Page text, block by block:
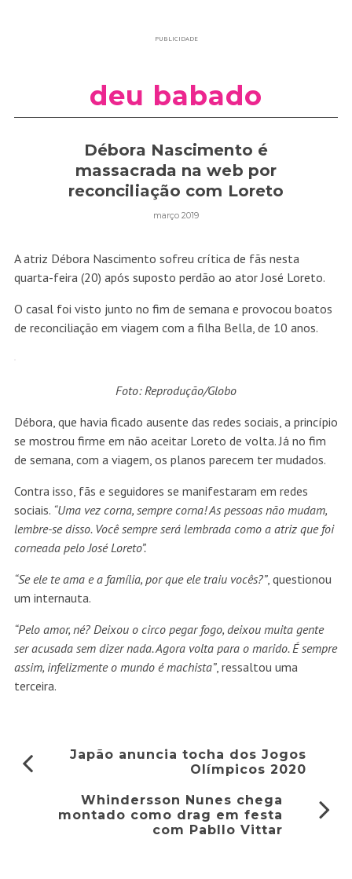
PUBLICIDADE
deu babado
Débora Nascimento é
massacrada na web por
reconciliação com Loreto
março 2019
A atriz Débora Nascimento sofreu crítica de fãs nesta
quarta-feira (20) após suposto perdão ao ator José Loreto.
O casal foi visto junto no fim de semana e provocou boatos
de reconciliação em viagem com a filha Bella, de 10 anos.
Foto: Reprodução/Globo
Débora, que havia ficado ausente das redes sociais, a princípio
se mostrou firme em não aceitar Loreto de volta. Já no fim
de semana, com a viagem, os planos parecem ter mudados.
Contra isso, fãs e seguidores se manifestaram em redes
sociais. “Uma vez corna, sempre corna! As pessoas não mudam,
lembre-se disso. Você sempre será lembrada como a atriz que foi
corneada pelo José Loreto”.
“Se ele te ama e a família, por que ele traiu vocês?”, questionou
um internauta.
“Pelo amor, né? Deixou o circo pegar fogo, deixou muita gente
ser acusada sem dizer nada. Agora volta para o marido. É sempre
assim, infelizmente o mundo é machista”, ressaltou uma
terceira.
Japão anuncia tocha dos Jogos
Olímpicos 2020
Whindersson Nunes chega
montado como drag em festa
com Pabllo Vittar